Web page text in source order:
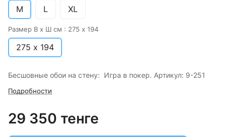
M L XL
Размер В х Ш см : 275 х 194
275 х 194
Бесшовные обои на стену: Игра в покер. Артикул: 9-251
Подробности
29 350 тенге